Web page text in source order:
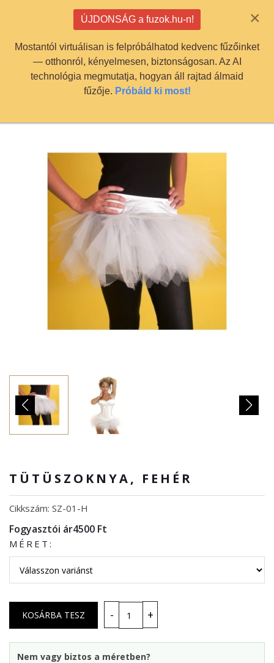
info@fuzok.hu
TÜTÜSZOKNYA, FEHÉR
Cikkszám: SZ-01-H
Fogyasztói ár4500 Ft
MÉRET:
Nem vagy biztos a méretben?
×
ÚJDONSÁG a fuzok.hu-n!
Mostantól virtuálisan is felpróbálhatod kedvenc fűzőinket
— otthonról, kényelmesen, biztonságosan. Az AI
technológia megmutatja, hogyan áll rajtad álmaid
fűzője. Próbáld ki most!